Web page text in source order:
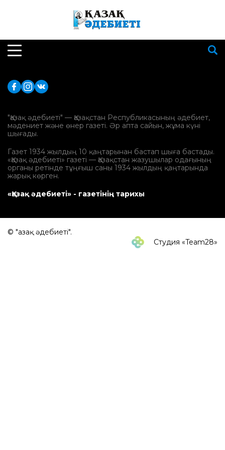
"Қазақ әдебиеті" — Қазақстан Республикасының әдебиет,
мәдениет және өнер газеті. Әр апта сайын, жұма күні
шығады.
Газет 1934 жылдың 10 қаңтарынан бастап шыға бастады.
«Қазақ әдебиеті» газеті — Қазақстан жазушылар одағының
органы ретінде тұңғыш саны 1934 жылдың қаңтарында
жарық көрген.
«Қазақ әдебиеті» - газетінің тарихы
© "Қазақ әдебиеті".
Студия «Team28»